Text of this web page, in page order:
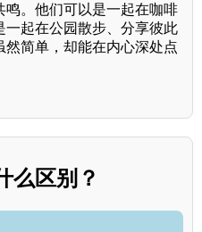
。他们可以是一起在咖啡
起在公园散步、分享彼此
简单，却能在内心深处点
么区别？